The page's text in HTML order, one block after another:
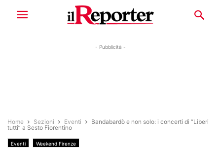
- Pubblicità -
Home Sezioni Eventi
Bandabardò e non solo: i concerti di “Liberi
tutti” a Sesto Fiorentino
Eventi Weekend Firenze